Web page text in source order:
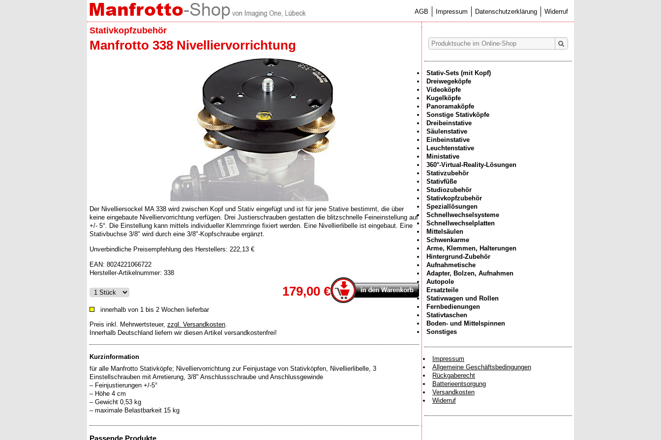
AGB Impressum Datenschutzerklärung Widerruf
Stativkopfzubehör
Manfrotto 338 Nivelliervorrichtung
Der Nivelliersockel MA 338 wird zwischen Kopf und Stativ eingefügt und ist für jene Stative bestimmt, die über
keine eingebaute Nivelliervorrichtung verfügen. Drei Justierschrauben gestatten die blitzschnelle Feineinstellung auf
+/- 5°. Die Einstellung kann mittels individueller Klemmringe fixiert werden. Eine Nivellierlibelle ist eingebaut. Eine
Stativbuchse 3/8" wird durch eine 3/8"-Kopfschraube ergänzt.
Unverbindliche Preisempfehlung des Herstellers: 222,13 €
EAN: 8024221066722
Hersteller-Artikelnummer: 338
179,00 €
innerhalb von 1 bis 2 Wochen lieferbar
Preis inkl. Mehrwertsteuer, zzgl. Versandkosten
Innerhalb Deutschland liefern wir diesen Artikel versandkostenfrei!
Kurzinformation
für alle Manfrotto Stativköpfe; Nivelliervorrichtung zur Feinjustage von Stativköpfen, Nivellierlibelle, 3
Einstellschrauben mit Arretierung, 3/8" Anschlussschraube und Anschlussgewinde
– Feinjustierungen +/-5°
– Höhe 4 cm
– Gewicht 0,53 kg
Passende Produkte
Stativ-Sets (mit Kopf)
Dreiwegeköpfe
Videoköpfe
Kugelköpfe
Panoramaköpfe
Sonstige Stativköpfe
Dreibeinstative
Säulenstative
Einbeinstative
Leuchtenstative
Ministative
360°-Virtual-Reality-Lösungen
Stativzubehör
Stativfüße
Studiozubehör
Stativkopfzubehör
Speziallösungen
Schnellwechselsysteme
Schnellwechselplatten
Mittelsäulen
Schwenkarme
Arme, Klemmen, Halterungen
Hintergrund-Zubehör
Aufnahmetische
Adapter, Bolzen, Aufnahmen
Autopole
Ersatzteile
Stativwagen und Rollen
Fernbedienungen
Stativtaschen
Boden- und Mittelspinnen
Sonstiges
Impressum
Allgemeine Geschäftsbedingungen
Rückgaberecht
Batterieentsorgung
Versandkosten
Widerruf